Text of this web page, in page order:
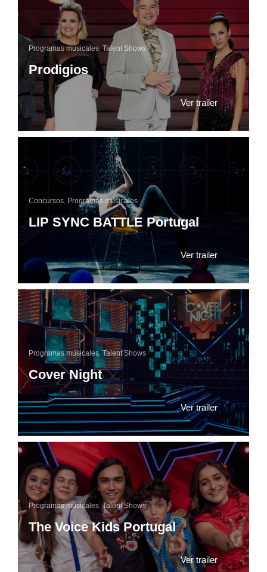
Prodigios
Programas musicales,Talent Shows
Ver trailer
LIP SYNC BATTLE Portugal
Concursos, Programas musicales
Ver trailer
Cover Night
Programas musicales,Talent Shows
Ver trailer
The Voice Kids Portugal
Programas musicales,Talent Shows
Ver trailer